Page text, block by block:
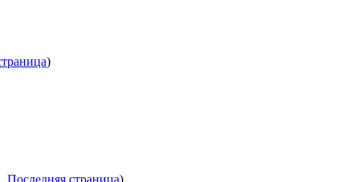
)
Последняя страница)